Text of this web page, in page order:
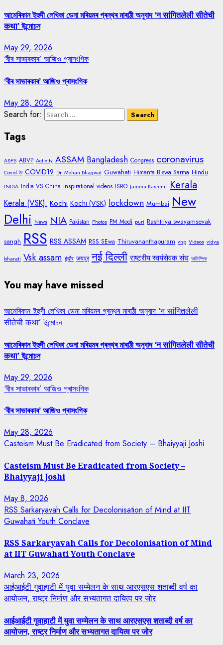
আমেৰিকান ইহুদী লেখিকা ডেনা মৰিয়মৰ গ্ৰন্থৰ মাৰাঠী অনুবাদ ‘न सांगितलेली सीतेची
कथा’ উন্মোচন
May 29, 2026
‘বীৰ সাভাৰকাৰ’ আজিও প্ৰাসংগিক
‘বীৰ সাভাৰকাৰ’ আজিও প্ৰাসংগিক
May 28, 2026
Search for:
Tags
ABPS ABVP Activity ASSAM Bangladesh Congress coronavirus
Covid-19 COVID19 Dr. Mohan Bhagwat Guwahati Himanta Biswa Sarma Hindu
INDIA India VS China inspirational videos ISRO Jammu Kashmir Kerala
Kerala (VSK). Kochi Kochi (VSK) lockdown Mumbai New
Delhi News NIA Pakistan Photos PM Modi puri Rashtriya swayamsevak
sangh RSS RSS ASSAM RSS SEwa Thiruvananthapuram vhp Videos vidya
bharati Vsk assam इंदौर जयपुर नई दिल्ली राष्ट्रीय स्वयंसेवक संघ অলিম্পিক
You may have missed
আমেৰিকান ইহুদী লেখিকা ডেনা মৰিয়মৰ গ্ৰন্থৰ মাৰাঠী অনুবাদ ‘न सांगितलेली
सीतेची कथा’ উন্মোচন
আমেৰিকান ইহুদী লেখিকা ডেনা মৰিয়মৰ গ্ৰন্থৰ মাৰাঠী অনুবাদ ‘न सांगितलेली सीतेची
कथा’ উন্মোচন
May 29, 2026
‘বীৰ সাভাৰকাৰ’ আজিও প্ৰাসংগিক
‘বীৰ সাভাৰকাৰ’ আজিও প্ৰাসংগিক
May 28, 2026
Casteism Must Be Eradicated from Society – Bhaiyyaji Joshi
Casteism Must Be Eradicated from Society –
Bhaiyyaji Joshi
May 8, 2026
RSS Sarkaryavah Calls for Decolonisation of Mind at IIT
Guwahati Youth Conclave
RSS Sarkaryavah Calls for Decolonisation of Mind
at IIT Guwahati Youth Conclave
March 23, 2026
आईआईटी गुवाहाटी में युवा सम्मेलन के साथ आरएसएस शताब्दी वर्ष का
आयोजन, राष्ट्र निर्माण और सभ्यतागत दायित्व पर जोर
आईआईटी गुवाहाटी में युवा सम्मेलन के साथ आरएसएस शताब्दी वर्ष का
आयोजन, राष्ट्र निर्माण और सभ्यतागत दायित्व पर जोर